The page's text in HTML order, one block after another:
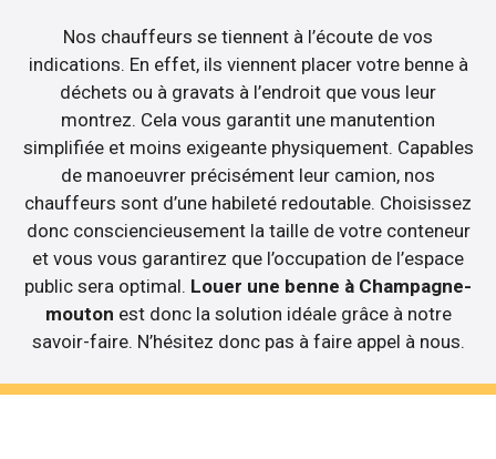
Nos chauffeurs se tiennent à l’écoute de vos
indications. En effet, ils viennent placer votre benne à
déchets ou à gravats à l’endroit que vous leur
montrez. Cela vous garantit une manutention
simplifiée et moins exigeante physiquement. Capables
de manoeuvrer précisément leur camion, nos
chauffeurs sont d’une habileté redoutable. Choisissez
donc consciencieusement la taille de votre conteneur
et vous vous garantirez que l’occupation de l’espace
public sera optimal. Louer une benne à Champagne-
mouton est donc la solution idéale grâce à notre
savoir-faire. N’hésitez donc pas à faire appel à nous.